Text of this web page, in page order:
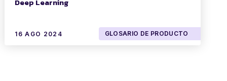
16 AGO 2024 GLOSARIO DE PRODUCTO